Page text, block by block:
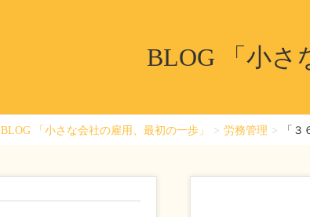
BLOG 「小さ
BLOG 「小さな会社の雇用、最初の一歩」 労務管理 「